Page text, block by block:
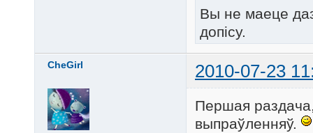
Вы не маеце
допісу.
CheGirl 2010-07-23
Першая
выпраўленняў.